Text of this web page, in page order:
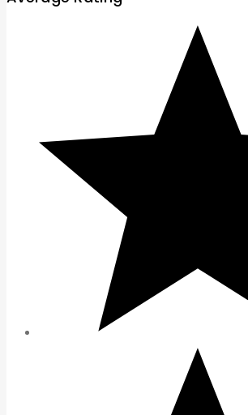
5.998.000 ₫